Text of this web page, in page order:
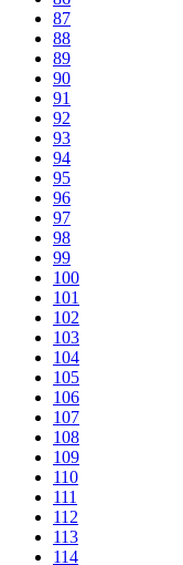
87
88
89
90
91
92
93
94
95
96
97
98
99
100
101
102
103
104
105
106
107
108
109
110
111
112
113
114